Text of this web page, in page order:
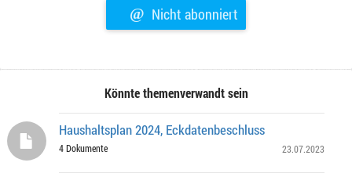
@ Nicht abonniert
Könnte themenverwandt sein
Haushaltsplan 2024, Eckdatenbeschluss
4 Dokumente 23.07.2023